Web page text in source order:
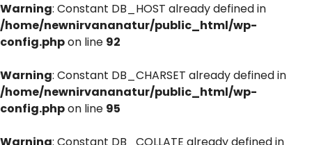
Warning: Constant DB_HOST already defined in
/home/newnirvananatur/public_html/wp-
config.phpon line 92
Warning: Constant DB_CHARSET already defined in
/home/newnirvananatur/public_html/wp-
config.phpon line 95